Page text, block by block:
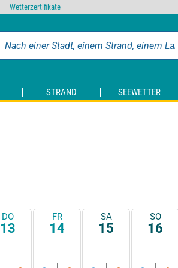
STRAND SEEWETTER
DO
13
FR
14
SA
15
SO
16
Wetterzertifikate